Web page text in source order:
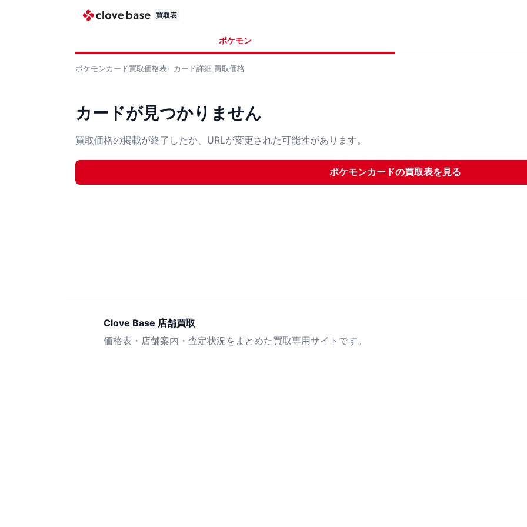
買取表
ポケモン
ポケモンカード買取価格表 カード詳細 買取価格
カードが見つかりません
買取価格の掲載が終了したか、URLが変更された可能性があります。
ポケモンカードの買取表を見る
Clove Base 店舗買取
価格表・店舗案内・査定状況をまとめた買取専用サイトです。